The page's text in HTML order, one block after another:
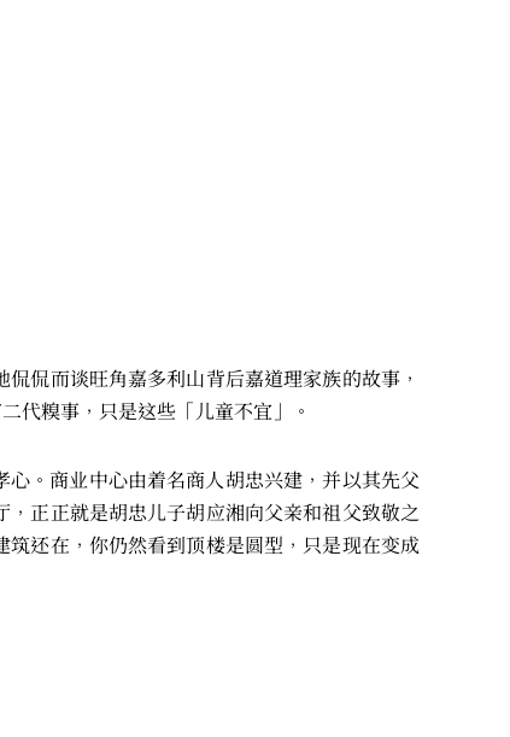
侃而谈旺角嘉多利山背后嘉道理家族的故事，
代糗事，只是这些「儿童不宜」。
。商业中心由着名商人胡忠兴建，并以其先父
正正就是胡忠儿子胡应湘向父亲和祖父致敬之
还在，你仍然看到顶楼是圆型，只是现在变成